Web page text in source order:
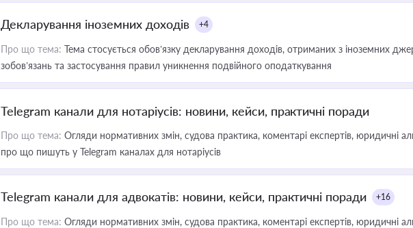
Декларування іноземних доходів +4
Про що тема: Тема стосується обов’язку декларування доходів, отриманих з іноземних
зобов’язань та застосування правил уникнення подвійного оподаткування
Telegram канали для нотаріусів: новини, кейси, практичні поради
Про що тема: Огляди нормативних змін, судова практика, коментарі експертів, юридичні
про що пишуть у Telegram каналах для нотаріусів
Telegram канали для адвокатів: новини, кейси, практичні поради +16
Про що тема: Огляди нормативних змін, судова практика, коментарі експертів, юридичні